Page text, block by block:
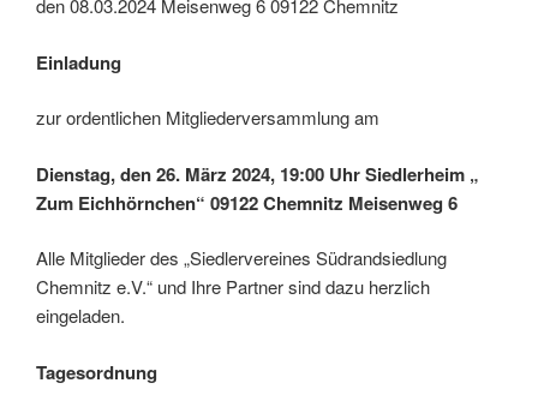
den 08.03.2024 Meisenweg 6 09122 Chemnitz
Einladung
zur ordentlichen Mitgliederversammlung am
Dienstag, den 26. März 2024, 19:00 Uhr Siedlerheim „
Zum Eichhörnchen“ 09122 Chemnitz Meisenweg 6
Alle Mitglieder des „Siedlervereines Südrandsiedlung
Chemnitz e.V.“ und Ihre Partner sind dazu herzlich
eingeladen.
Tagesordnung